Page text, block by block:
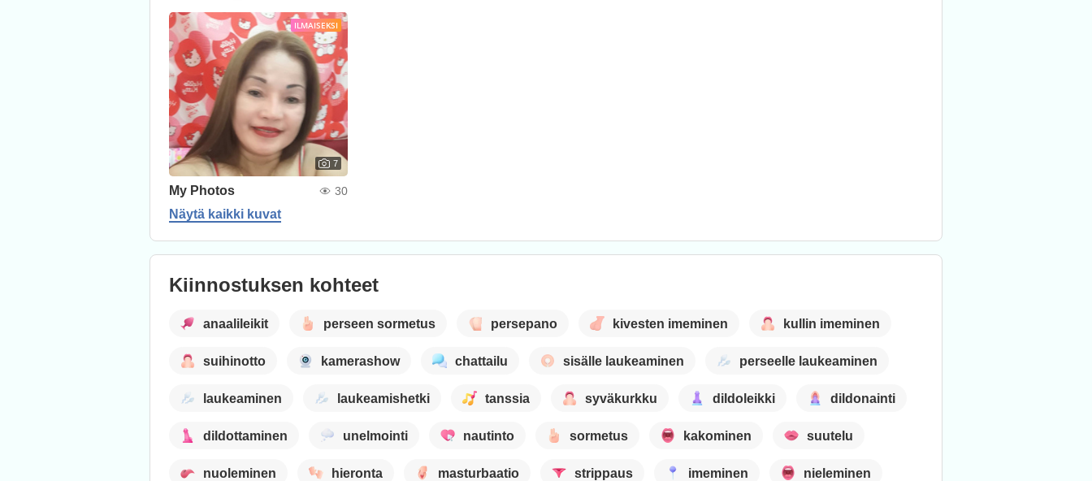
ILMAISEKSI
7
My Photos 30
Näytä kaikki kuvat
Kiinnostuksen kohteet
anaalileikit perseen sormetus persepano kivesten imeminen kullin imeminen
suihinotto kamerashow chattailu sisälle laukeaminen perseelle laukeaminen
laukeaminen laukeamishetki tanssia syväkurkku dildoleikki dildonainti
dildottaminen unelmointi nautinto sormetus kakominen suutelu
nuoleminen hieronta masturbaatio strippaus imeminen nieleminen